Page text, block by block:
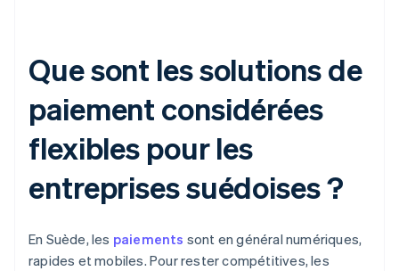
Que sont les solutions de
paiement considérées
flexibles pour les
entreprises suédoises ?
En Suède, les paiements sont en général numériques,
rapides et mobiles. Pour rester compétitives, les